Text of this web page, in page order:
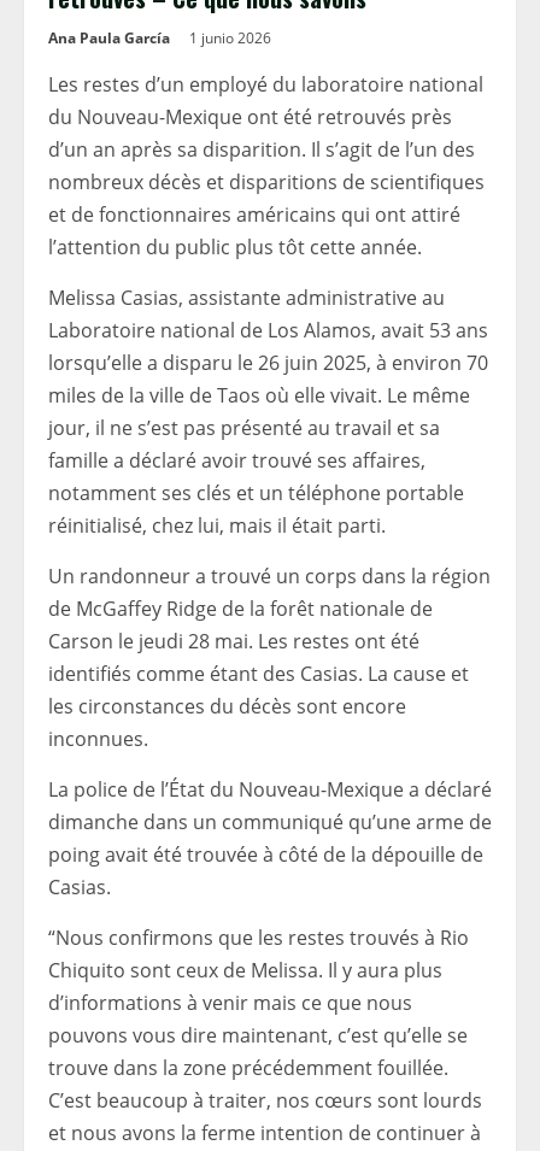
Ana Paula García 1 junio 2026
Les restes d’un employé du laboratoire national
du Nouveau-Mexique ont été retrouvés près
d’un an après sa disparition. Il s’agit de l’un des
nombreux décès et disparitions de scientifiques
et de fonctionnaires américains qui ont attiré
l’attention du public plus tôt cette année.
Melissa Casias, assistante administrative au
Laboratoire national de Los Alamos, avait 53 ans
lorsqu’elle a disparu le 26 juin 2025, à environ 70
miles de la ville de Taos où elle vivait. Le même
jour, il ne s’est pas présenté au travail et sa
famille a déclaré avoir trouvé ses affaires,
notamment ses clés et un téléphone portable
réinitialisé, chez lui, mais il était parti.
Un randonneur a trouvé un corps dans la région
de McGaffey Ridge de la forêt nationale de
Carson le jeudi 28 mai. Les restes ont été
identifiés comme étant des Casias. La cause et
les circonstances du décès sont encore
inconnues.
La police de l’État du Nouveau-Mexique a déclaré
dimanche dans un communiqué qu’une arme de
poing avait été trouvée à côté de la dépouille de
Casias.
“Nous confirmons que les restes trouvés à Rio
Chiquito sont ceux de Melissa. Il y aura plus
d’informations à venir mais ce que nous
pouvons vous dire maintenant, c’est qu’elle se
trouve dans la zone précédemment fouillée.
C’est beaucoup à traiter, nos cœurs sont lourds
et nous avons la ferme intention de continuer à